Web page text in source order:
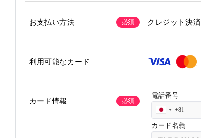
お支払い方法 必須 クレジット決済
利用可能なカード
カード情報 必須